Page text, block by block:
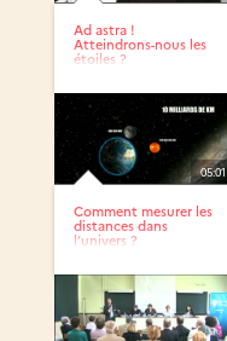
Ad astra !
Atteindrons-nous les
étoiles ?
05:01
Comment mesurer les
distances dans
l’univers ?